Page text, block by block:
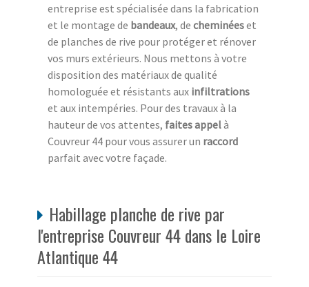
entreprise est spécialisée dans la fabrication
et le montage de bandeaux, de cheminéeset
de planches de rive pour protéger et rénover
vos murs extérieurs. Nous mettons à votre
disposition des matériaux de qualité
homologuée et résistants aux infiltrations
et aux intempéries. Pour des travaux à la
hauteur de vos attentes, faites appelà
Couvreur 44 pour vous assurer un raccord
parfait avec votre façade.
Habillage planche de rive par
l'entreprise Couvreur 44 dans le Loire
Atlantique 44